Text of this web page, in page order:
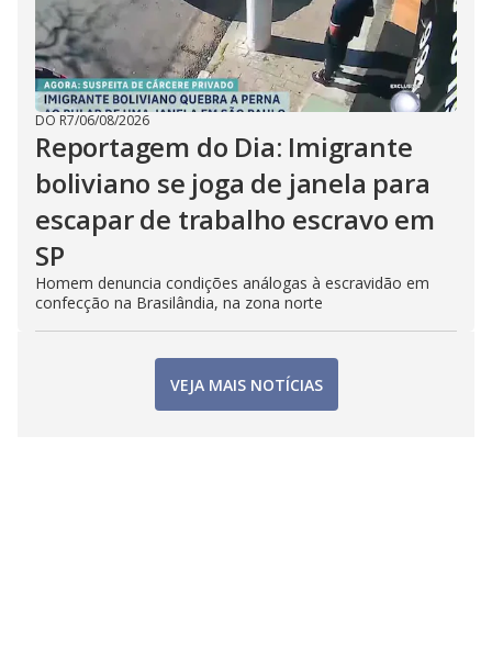
DO R7/06/08/2026
Reportagem do Dia: Imigrante
boliviano se joga de janela para
escapar de trabalho escravo em
SP
Homem denuncia condições análogas à escravidão em
confecção na Brasilândia, na zona norte
VEJA MAIS NOTÍCIAS